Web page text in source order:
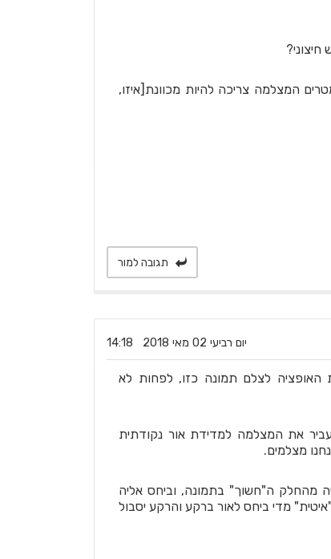
תגובה למור
המצלמה צריכה להיות מכוונת[איזו,
‏יום רביעי ‏02 ‏מאי ‏2018 14:18
האופציה לצלם תמונה כזו, לפחות לא
את המצלמה למדידת אור נקודתית
מצלמים.
מהחלק ה"חשוך" בתמונה, וביחס אליה
מדי ביחס לאור ברקע והרקע יסבול